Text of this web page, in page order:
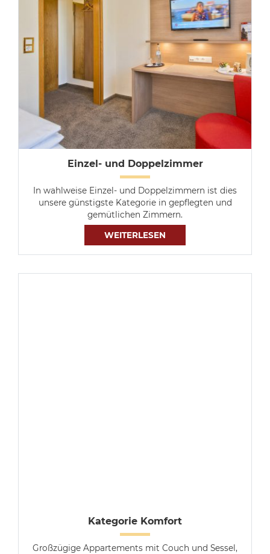
Einzel- und Doppelzimmer
In wahlweise Einzel- und Doppelzimmern ist dies
unsere günstigste Kategorie in gepflegten und
gemütlichen Zimmern.
WEITERLESEN
Kategorie Komfort
Großzügige Appartements mit Couch und Sessel,